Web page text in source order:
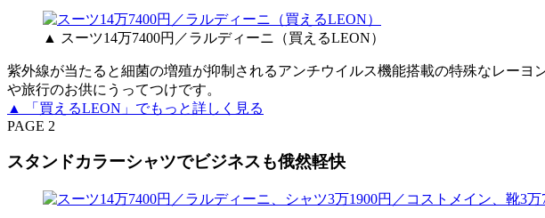
▲ スーツ14万7400円／ラルディーニ（買えるLEON）
紫外線が当たると細菌の増殖が抑制されるアンチウイルス機能搭載の特殊なレー
や旅行のお供にうってつけです。
▲ 「買えるLEON」でもっと詳しく見る
PAGE 2
スタンドカラーシャツでビジネスも俄然軽快